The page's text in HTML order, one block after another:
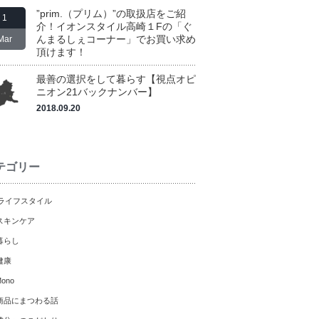
1
”prim.（プリム）”の取扱店をご紹
介！イオンスタイル高崎１Fの「ぐ
んまるしぇコーナー」でお買い求め
頂けます！
最善の選択をして暮らす【視点オピ
ニオン21バックナンバー】
2018.09.20
ゴリー
イフスタイル
キンケア
らし
康
品にまつわる話